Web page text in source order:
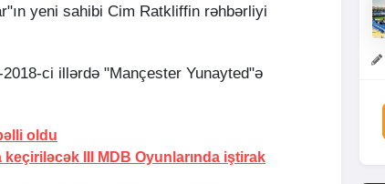
yeni sahibi Cim Ratkliffin rəhbərliyi
ci illərdə "Mançester Yunayted"ə
oldu
III MDB Oyunlarında iştirak